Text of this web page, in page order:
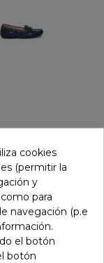
cookies
(permitir la
y
para
navegación (p.e
el botón
botón